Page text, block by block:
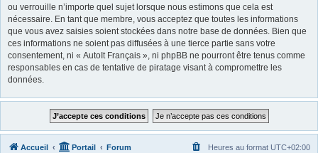
ou verrouille n’importe quel sujet lorsque nous estimons que cela est
nécessaire. En tant que membre, vous acceptez que toutes les informations
que vous avez saisies soient stockées dans notre base de données. Bien que
ces informations ne soient pas diffusées à une tierce partie sans votre
consentement, ni « AutoIt Français », ni phpBB ne pourront être tenus comme
responsables en cas de tentative de piratage visant à compromettre les
données.
Accueil Portail Forum Heures au format UTC+02:00